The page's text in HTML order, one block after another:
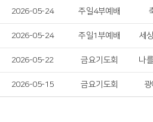
2026-05-24 주일4부예배
2026-05-24 주일1부예배 세
2026-05-22 금요기도회
2026-05-15 금요기도회